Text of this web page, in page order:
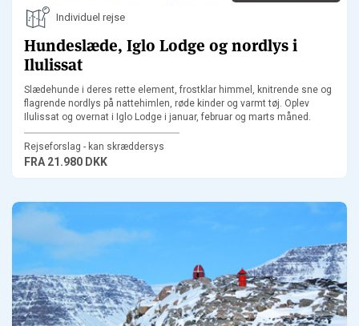
Individuel rejse
Hundeslæde, Iglo Lodge og nordlys i
Ilulissat
Slædehunde i deres rette element, frostklar himmel, knitrende sne og
flagrende nordlys på nattehimlen, røde kinder og varmt tøj. Oplev
Ilulissat og overnat i Iglo Lodge i januar, februar og marts måned.
Rejseforslag - kan skræddersys
FRA 21.980 DKK